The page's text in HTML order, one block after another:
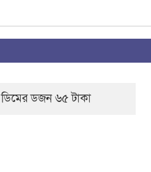
ডিমের ডজন ৬৫ টাকা